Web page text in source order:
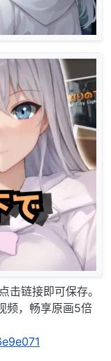
链接即可保存。
频，畅享原画5倍